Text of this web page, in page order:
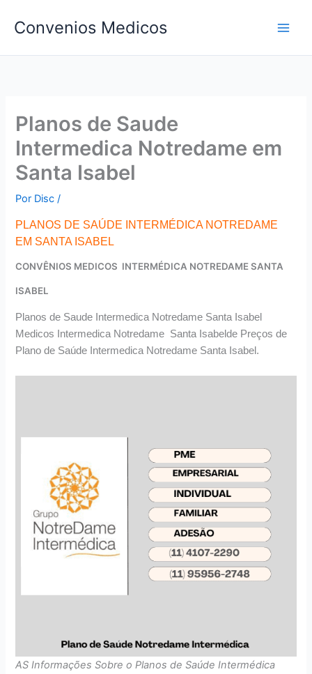
para
conteúdo
Convenios Medicos
Planos de Saude
Intermedica Notredame em
Santa Isabel
Por Disc/
PLANOS DE SAÚDE INTERMÉDICA NOTREDAME
EM SANTA ISABEL
CONVÊNIOS MEDICOS INTERMÉDICA NOTREDAME SANTA
ISABEL
Planos de Saude Intermedica Notredame Santa Isabel
Medicos Intermedica Notredame Santa Isabelde Preços de
Plano de Saúde Intermedica Notredame Santa Isabel.
AS Informações Sobre o Planos de Saúde Intermédica